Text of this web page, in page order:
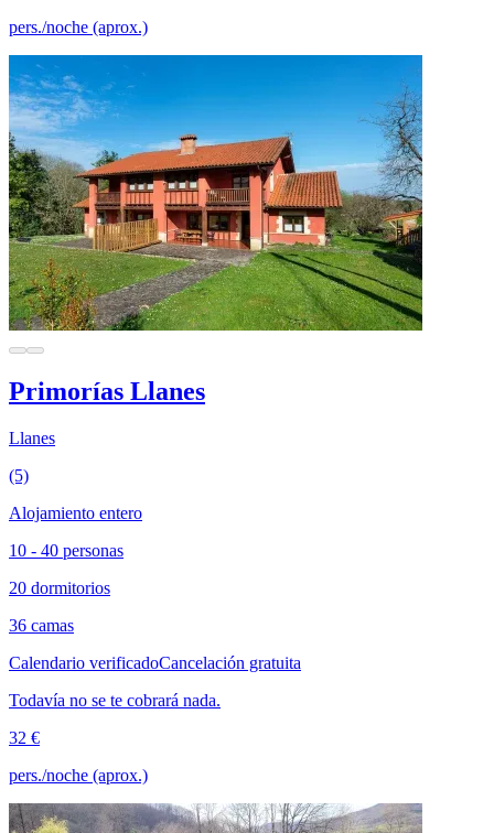
pers./noche (aprox.)
Primorías Llanes
Llanes
(5)
Alojamiento entero
10 - 40 personas
20 dormitorios
36 camas
Calendario verificadoCancelación gratuita
Todavía no se te cobrará nada.
32 €
pers./noche (aprox.)